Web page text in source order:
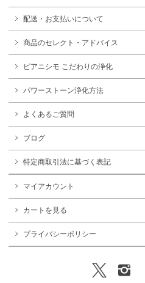
配送・お支払いについて
商品のセレクト・アドバイス
ピアニシモ こだわりの浄化
パワーストーン浄化方法
よくあるご質問
ブログ
特定商取引法に基づく表記
マイアカウント
カートを見る
プライバシーポリシー